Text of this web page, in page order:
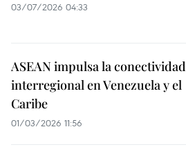
03/07/2026 04:33
ASEAN impulsa la conectividad
interregional en Venezuela y el
Caribe
01/03/2026 11:56